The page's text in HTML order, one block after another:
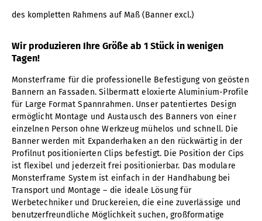
des kompletten Rahmens auf Maß (Banner excl.)
Wir produzieren Ihre Größe ab 1 Stück in wenigen
Tagen!
Monsterframe für die professionelle Befestigung von geösten
Bannern an Fassaden. Silbermatt eloxierte Aluminium-Profile
für Large Format Spannrahmen. Unser patentiertes Design
ermöglicht Montage und Austausch des Banners von einer
einzelnen Person ohne Werkzeug mühelos und schnell. Die
Banner werden mit Expanderhaken an den rückwärtig in der
Profilnut positionierten Clips befestigt. Die Position der Cips
ist flexibel und jederzeit frei positionierbar. Das modulare
Monsterframe System ist einfach in der Handhabung bei
Transport und Montage – die ideale Lösung für
Werbetechniker und Druckereien, die eine zuverlässige und
benutzerfreundliche Möglichkeit suchen, großformatige